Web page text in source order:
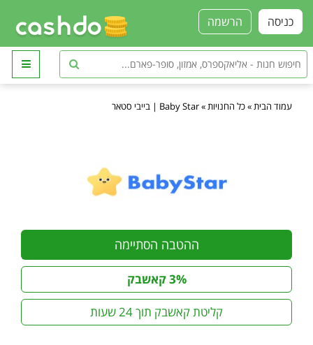
הרשמה כניסה
עמוד הבית »כל החנויות »Baby Star | בייבי סטאר
ההטבה הסתיימה
3% קאשבק
קליטת קאשבק תוך 24 שעות